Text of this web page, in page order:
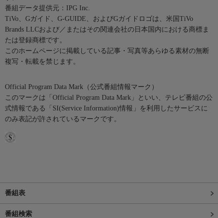
番組データ提供元：IPG Inc.
TiVo、Gガイド、G-GUIDE、およびGガイドロゴは、米国TiVo
Brands LLCおよび／またはその関連会社の日本国内における商標ま
たは登録商標です。
このホームページに掲載している記事・写真等あらゆる素材の無断
複写・転載を禁じます。
Official Program Data Mark（公式番組情報マーク）
このマークは「Official Program Data Mark」といい、テレビ番組の公
式情報である「SI(Service Information)情報」を利用したサービスに
のみ表記が許されているマークです。
番組表
番組検索